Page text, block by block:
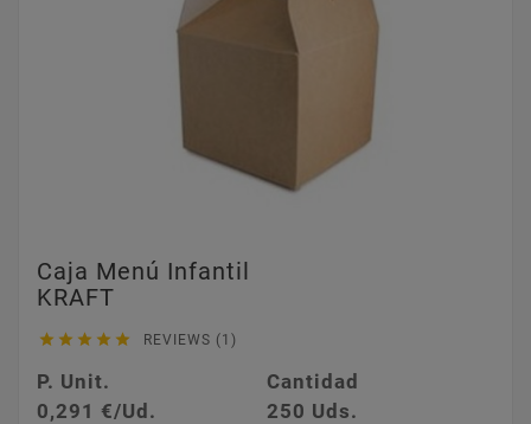
Caja Menú Infantil
KRAFT
     REVIEWS (1)
P. Unit.
Cantidad
0,291 €/Ud.
250 Uds.